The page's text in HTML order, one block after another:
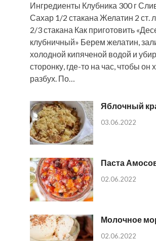
Ингредиенты Клубника 300 г
Сахар 1/2 стакана Желатин 2 ст.
2/3 стакана Как приготовить
клубничный» Берем желатин,
холодной кипяченой водой и
сторонку, где-то на час, чтобы он
разбух. По…
Яблочный
03.06.2022
Паста
02.06.2022
Молочное
02.06.2022